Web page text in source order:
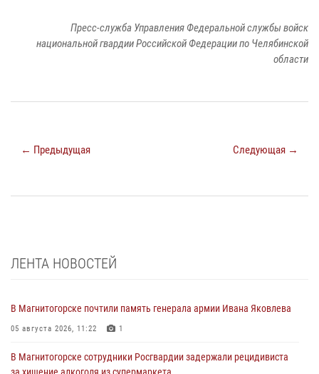
Пресс-служба Управления Федеральной службы войск
национальной гвардии Российской Федерации по Челябинской
области
← Предыдущая Следующая →
ЛЕНТА НОВОСТЕЙ
В Магнитогорске почтили память генерала армии Ивана Яковлева
05 августа 2026, 11:22 1
В Магнитогорске сотрудники Росгвардии задержали рецидивиста